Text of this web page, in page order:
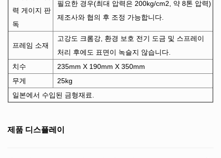
력 게이지 판
독
필요한 경우(최대 압력은 200kg/cm2, 약 8톤 압력)
제조사와 협의 후 조정 가능합니다.
프레임 소재
고강도 크롬강, 환경 보호 전기 도금 및 스프레이
처리 후에도 표면이 녹슬지 않습니다.
치수
235mm X 190mm X 350mm
무게
25kg
일본에서 수입된 금형재료.
제품 디스플레이